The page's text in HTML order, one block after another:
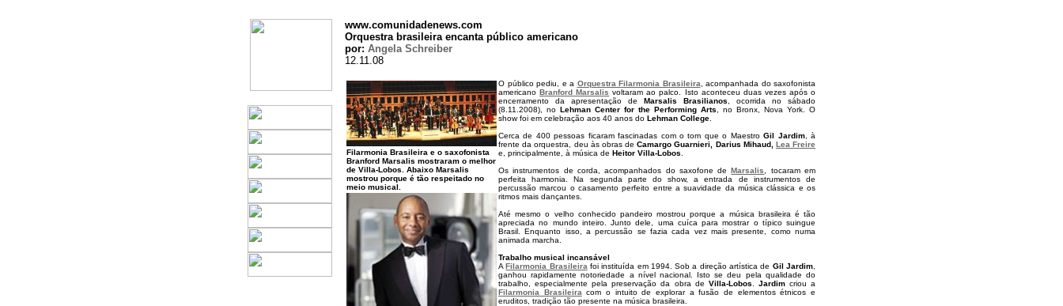
www.comunidadenews.com
Orquestra brasileira encanta público americano
por: Angela Schreiber
12.11.08
Filarmonia Brasileira e o saxofonista
Branford Marsalis mostraram o melhor
de Villa-Lobos. Abaixo Marsalis
mostrou porque é tão respeitado no
meio musical.
O público pediu, e a Orquestra Filarmonia Brasileira , acompanhada do saxofonista
americanoBranford Marsalis voltaram ao palco. Isto aconteceu duas vezes após o
encerramento da apresentação de Marsalis Brasilianos , ocorrida no sábado
(8.11.2008), no Lehman Center for the Performing Arts , no Bronx, Nova York. O
show foi em celebração aos 40 anos do Lehman College
Cerca de 400 pessoas ficaram fascinadas com o tom que o MaestroGil Jardim, à
frente da orquestra, deu às obras deCamargo Guarnieri, Darius Mihaud, Lea Freire
e, principalmente, à música de Heitor Villa-Lobos
Os instrumentos de corda, acompanhados do saxofone deMarsalis
, tocaram em
perfeita harmonia. Na segunda parte do show, a entrada de instrumentos de
percussão marcou o casamento perfeito entre a suavidade da música clássica e os
ritmos mais dançantes.
Até mesmo o velho conhecido pandeiro mostrou porque a música brasileira é tão
apreciada no mundo inteiro. Junto dele, uma cuíca para mostrar o típico suingue
Brasil. Enquanto isso, a percussão se fazia cada vez mais presente, como numa
animada marcha.
Trabalho musical incansável
AFilarmonia Brasileira foi instituída em 1994. Sob a direção artística de Gil Jardim
ganhou rapidamente notoriedade a nível nacional. Isto se deu pela qualidade do
trabalho, especialmente pela preservação da obra de Villa-Lobos Jardimcriou a
Filarmonia Brasileira com o intuito de explorar a fusão de elementos étnicos e
eruditos, tradição tão presente na música brasileira.